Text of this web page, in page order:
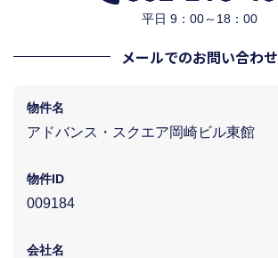
平日 9：00～18：00
メールでのお問い合わせ
物件名
アドバンス・スクエア岡崎ビル東館
物件ID
009184
会社名